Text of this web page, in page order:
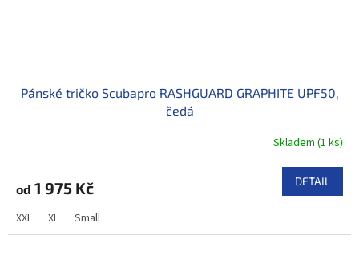
Pánské tričko Scubapro RASHGUARD GRAPHITE UPF50,
čedá
Skladem (1 ks)
od 1 975 Kč DETAIL
XXL XL Small